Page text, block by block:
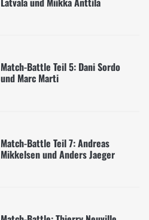
Match-Battle Teil 5: Dani Sordo
und Marc Marti
Match-Battle Teil 7: Andreas
Mikkelsen und Anders Jaeger